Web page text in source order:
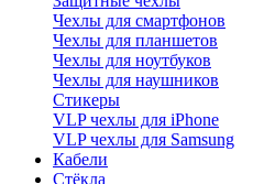
Чехлы для смартфонов
Чехлы для планшетов
Чехлы для ноутбуков
Чехлы для наушников
Стикеры
VLP чехлы для iPhone
VLP чехлы для Samsung
Кабели
Стёкла